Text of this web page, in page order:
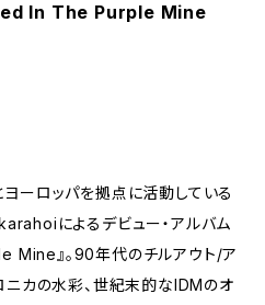
In The Purple Mine
ーロッパを拠点に活動している
によるデビュー・アルバム
』。90年代のチルアウト/ア
ニカの水彩、世紀末的なIDMのオ